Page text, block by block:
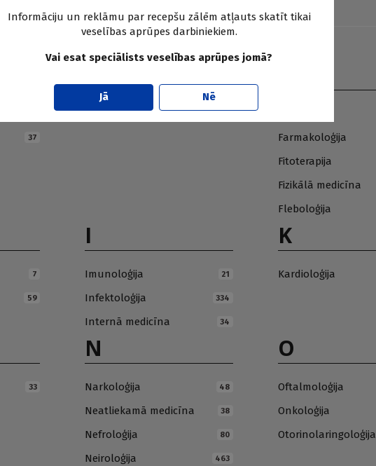
37
Endokrinoloģija 414
Farmakoloģija
Fitoterapija
Fizikālā medicīna
Fleboloģija
7
59
I
Imunoloģija 21
Infektoloģija 334
Internā medicīna 34
K
Kardioloģija
33
N
Narkoloģija 48
Neatliekamā medicīna 38
Nefroloģija 80
Neiroloģija 463
O
Oftalmoloģija
Onkoloģija
Otorinolaringoloģija
Informāciju un reklāmu par recepšu zālēm atļauts skatīt tikai
veselības aprūpes darbiniekiem.
Vai esat speciālists veselības aprūpes jomā?
Jā Nē